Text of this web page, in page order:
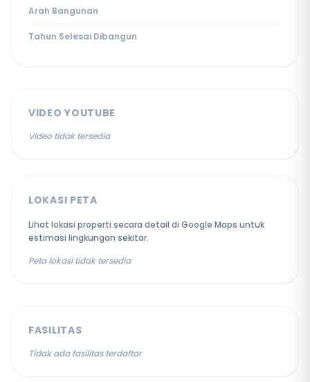
Arah Bangunan
Tahun Selesai Dibangun
VIDEO YOUTUBE
Video tidak tersedia
LOKASI PETA
Lihat lokasi properti secara detail di Google Maps untuk
estimasi lingkungan sekitar.
Peta lokasi tidak tersedia
FASILITAS
Tidak ada fasilitas terdaftar